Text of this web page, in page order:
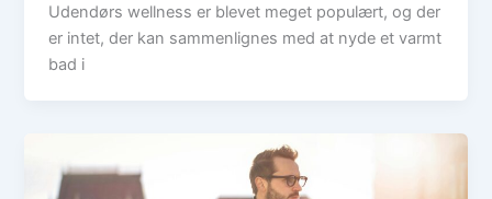
Udendørs wellness er blevet meget populært, og der
er intet, der kan sammenlignes med at nyde et varmt
bad i